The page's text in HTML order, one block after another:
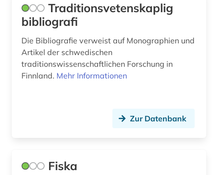
Traditionsvetenskaplig
bibliografi
Die Bibliografie verweist auf Monographien und
Artikel der schwedischen
traditionswissenschaftlichen Forschung in
Finnland. Mehr Informationen
Zur Datenbank
Fiska